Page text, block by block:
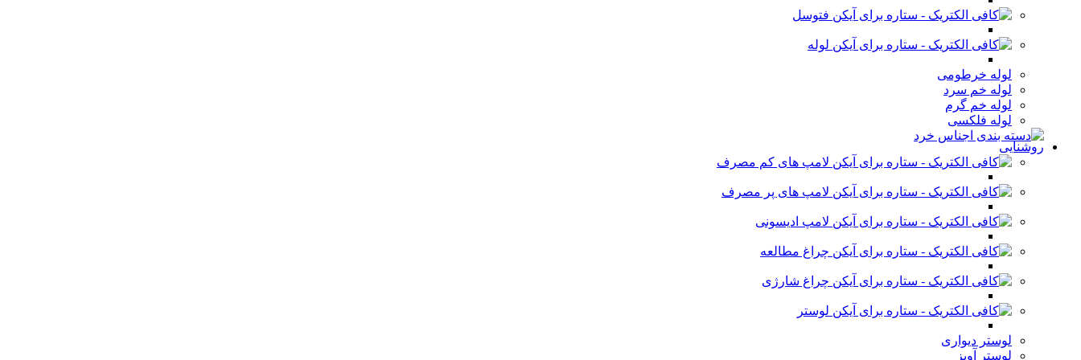
فتوسل
لوله
لوله خرطومی
لوله خم سرد
لوله خم گرم
لوله فلکسی
روشنایی
لامپ های کم مصرف
لامپ های پر مصرف
لامپ ادیسونی
چراغ مطالعه
چراغ شارژی
لوستر
لوستر دیواری
لوستر آویز